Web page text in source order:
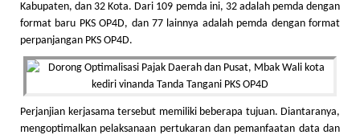
Kabupaten, dan 32 Kota. Dari 109 pemda ini, 32 adalah pemda dengan
format baru PKS OP4D, dan 77 lainnya adalah pemda dengan format
perpanjangan PKS OP4D.
Perjanjian kerjasama tersebut memiliki beberapa tujuan. Diantaranya,
mengoptimalkan pelaksanaan pertukaran dan pemanfaatan data dan